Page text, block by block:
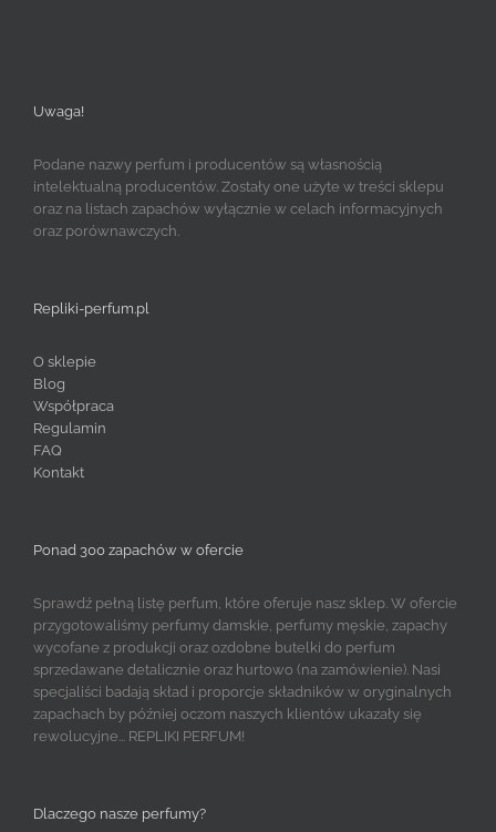
Uwaga!
Podane nazwy perfum i producentów są własnością
intelektualną producentów. Zostały one użyte w treści sklepu
oraz na listach zapachów wyłącznie w celach informacyjnych
oraz porównawczych.
Repliki-perfum.pl
O sklepie
Blog
Współpraca
Regulamin
FAQ
Kontakt
Ponad 300 zapachów w ofercie
Sprawdź pełną listę perfum, które oferuje nasz sklep. W ofercie
przygotowaliśmy perfumy damskie, perfumy męskie, zapachy
wycofane z produkcji oraz ozdobne butelki do perfum
sprzedawane detalicznie oraz hurtowo (na zamówienie). Nasi
specjaliści badają skład i proporcje składników w oryginalnych
zapachach by później oczom naszych klientów ukazały się
rewolucyjne... REPLIKI PERFUM!
Dlaczego nasze perfumy?